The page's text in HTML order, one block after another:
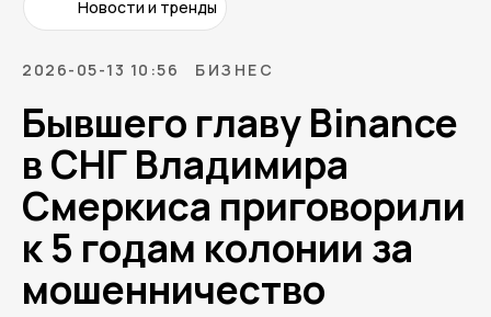
2026-05-13 10:56 БИЗНЕС
Бывшего главу Binance
в СНГ Владимира
Смеркиса приговорили
к 5 годам колонии за
мошенничество